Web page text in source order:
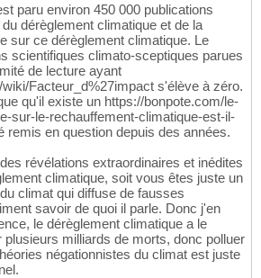
paru environ 450 000 publications
dérèglement climatique et de la
sur ce dérèglement climatique. Le
scientifiques climato-sceptiques parues
de lecture ayant
Facteur_d%27impact s'élève à zéro.
qu'il existe un https://bonpote.com/le-
sur-le-rechauffement-climatique-est-il-
remis en question depuis des années.
révélations extraordinaires et inédites
climatique, soit vous êtes juste un
climat qui diffuse de fausses
savoir de quoi il parle. Donc j'en
le dérèglement climatique a le
plusieurs milliards de morts, donc polluer
négationnistes du climat est juste